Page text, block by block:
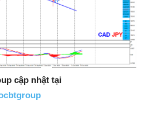
cập nhật tại